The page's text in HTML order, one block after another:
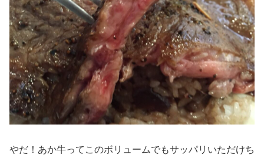
やだ！あか牛ってこのボリュームでもサッパリいただけち